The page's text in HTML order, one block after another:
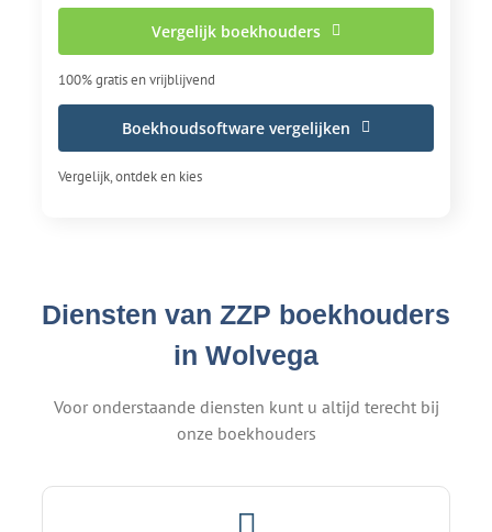
Vergelijk boekhouders
100% gratis en vrijblijvend
Boekhoudsoftware vergelijken
Vergelijk, ontdek en kies
Diensten van ZZP boekhouders
in Wolvega
Voor onderstaande diensten kunt u altijd terecht bij
onze boekhouders